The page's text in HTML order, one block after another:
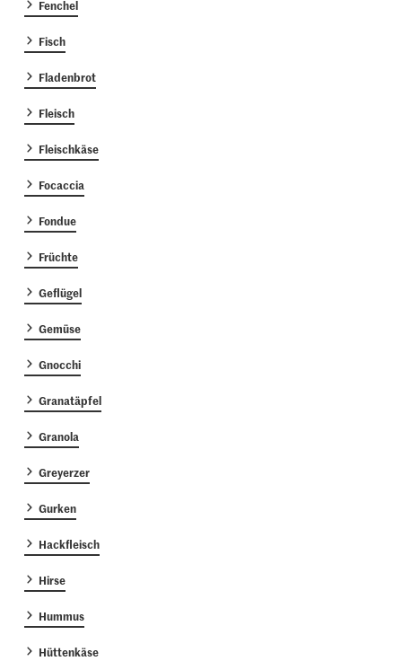
Fenchel
Fisch
Fladenbrot
Fleisch
Fleischkäse
Focaccia
Fondue
Früchte
Geflügel
Gemüse
Gnocchi
Granatäpfel
Granola
Greyerzer
Gurken
Hackfleisch
Hirse
Hummus
Hüttenkäse